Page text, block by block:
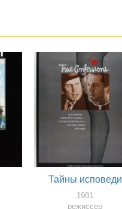
Тайны исповеди
1981
режиссер